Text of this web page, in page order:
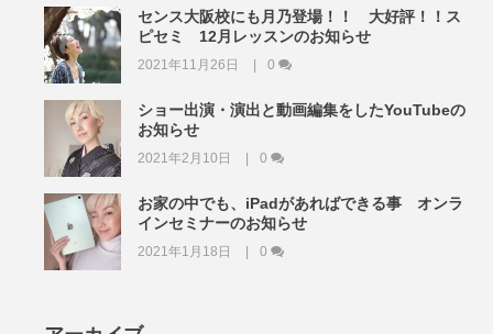
センス大阪校にも月乃登場！！ 大好評！！ス
ピセミ 12月レッスンのお知らせ
2021年11月26日 0
ショー出演・演出と動画編集をしたYouTubeの
お知らせ
2021年2月10日 0
お家の中でも、iPadがあればできる事 オンラ
インセミナーのお知らせ
2021年1月18日 0